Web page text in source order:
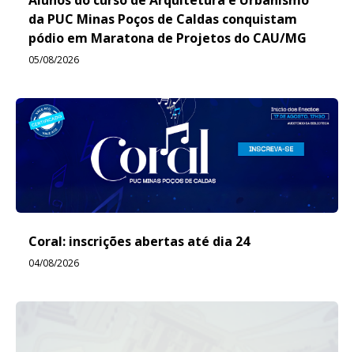
da PUC Minas Poços de Caldas conquistam
pódio em Maratona de Projetos do CAU/MG
05/08/2026
Coral: inscrições abertas até dia 24
04/08/2026